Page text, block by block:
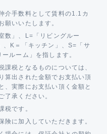
介手数料として賃料の1.1カ
願いいたします。
数」、L=「リビングルー
、K＝「キッチン」、S=「サ
ルーム」を指します。
課税となるものについては、
算出された金額でお支払い頂
、実際にお支払い頂く金額と
了承ください。
税です。
険に加入していただきます。